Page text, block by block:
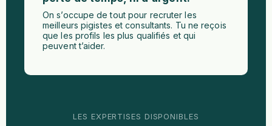
On s’occupe de tout pour recruter les
meilleurs pigistes et consultants. Tu ne reçois
que les profils les plus qualifiés et qui
peuvent t’aider.
LES EXPERTISES DISPONIBLES